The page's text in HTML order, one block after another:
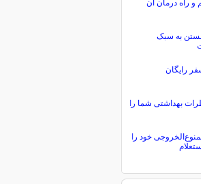
و راه درمان آن
به سبک
رایگان
بهداشتی شما را
خود را